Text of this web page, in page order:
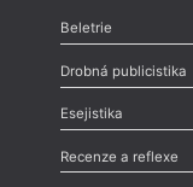
Beletrie
Poezie,Próza,
Drobná publicistika
Odlesk
Nekrolog,Glosa,
Esejistika
Esej , Pádlo,Úvaha
Recenze a reflexe